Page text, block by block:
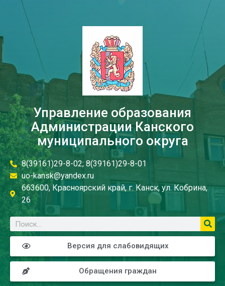
Управление образования
Администрации Канского
муниципального округа
8(39161)29-8-02; 8(39161)29-8-01
uo-kansk@yandex.ru
663600, Красноярский край, г. Канск, ул. Кобрина,
26
Версия для слабовидящих
Обращения граждан